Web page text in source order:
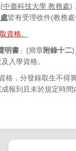
中臺科技大學 教務處)
皆有受理收件(教務
資格。
明書 」(簡章附錄十二)
入學資格。
，分發錄取生不得
報到且未於規定時